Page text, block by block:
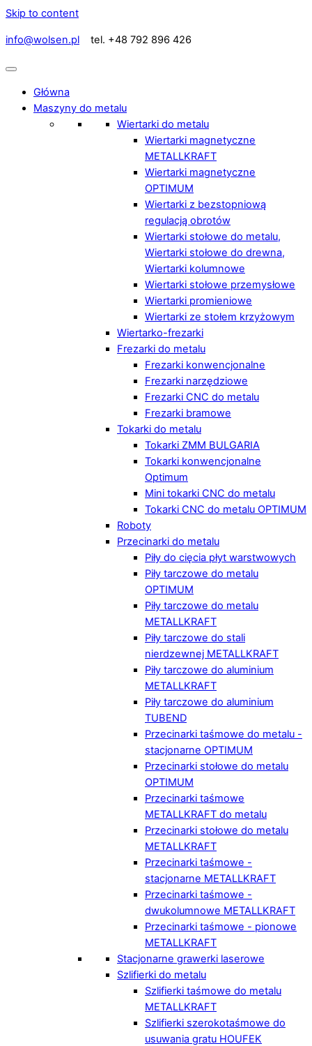
Skip to content
info@wolsen.pl tel. +48 792 896 426
Główna
Maszyny do metalu
Wiertarki do metalu
Wiertarki magnetyczne
METALLKRAFT
Wiertarki magnetyczne
OPTIMUM
Wiertarki z bezstopniową
regulacją obrotów
Wiertarki stołowe do metalu,
Wiertarki stołowe do drewna,
Wiertarki kolumnowe
Wiertarki stołowe przemysłowe
Wiertarki promieniowe
Wiertarki ze stołem krzyżowym
Wiertarko-frezarki
Frezarki do metalu
Frezarki konwencjonalne
Frezarki narzędziowe
Frezarki CNC do metalu
Frezarki bramowe
Tokarki do metalu
Tokarki ZMM BULGARIA
Tokarki konwencjonalne
Optimum
Mini tokarki CNC do metalu
Tokarki CNC do metalu OPTIMUM
Roboty
Przecinarki do metalu
Piły do cięcia płyt warstwowych
Piły tarczowe do metalu
OPTIMUM
Piły tarczowe do metalu
METALLKRAFT
Piły tarczowe do stali
nierdzewnej METALLKRAFT
Piły tarczowe do aluminium
METALLKRAFT
Piły tarczowe do aluminium
TUBEND
Przecinarki taśmowe do metalu -
stacjonarne OPTIMUM
Przecinarki stołowe do metalu
OPTIMUM
Przecinarki taśmowe
METALLKRAFT do metalu
Przecinarki stołowe do metalu
METALLKRAFT
Przecinarki taśmowe -
stacjonarne METALLKRAFT
Przecinarki taśmowe -
dwukolumnowe METALLKRAFT
Przecinarki taśmowe - pionowe
METALLKRAFT
Stacjonarne grawerki laserowe
Szlifierki do metalu
Szlifierki taśmowe do metalu
METALLKRAFT
Szlifierki szerokotaśmowe do
usuwania gratu HOUFEK